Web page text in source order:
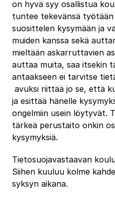
on hyvä syy osallistua
tuntee tekevänsä työtään
suosittelen kysymään ja
muiden kanssa sekä
mieltään askarruttavien
auttaa muita, saa itsekin
antaakseen ei tarvitse
avuksi riittää jo se, että
ja esittää hänelle
ongelmiin usein löytyvät.
tärkeä perustaito onkin
kysymyksiä.
Tietosuojavastaavan
Siihen kuuluu kolme
syksyn aikana.